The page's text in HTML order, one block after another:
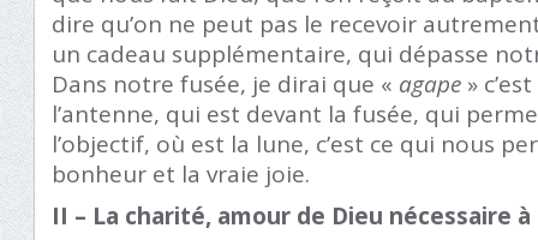
dire qu’on ne peut pas le recevoir
un cadeau supplémentaire, qui dépasse
Dans notre fusée, je dirai que « agape »
l’antenne, qui est devant la fusée, qui
l’objectif, où est la lune, c’est ce qui nous
bonheur et la vraie joie.
II – La charité, amour de Dieu nécessaire